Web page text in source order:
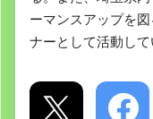
ーマンスアップを
ナーとして活動して